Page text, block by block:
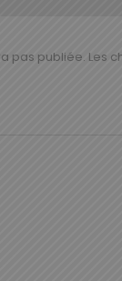
pas publiée. Les